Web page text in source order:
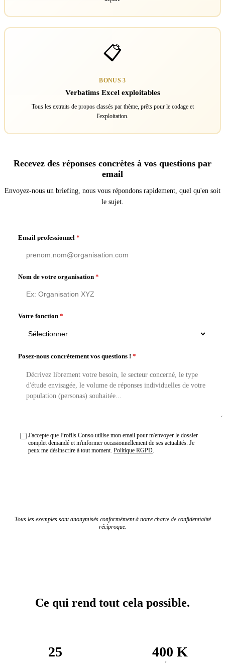
📋
BONUS 3
Verbatims Excel exploitables
Tous les extraits de propos classés par thème, prêts pour le codage et
l'exploitation.
Recevez des réponses concrètes à vos questions par
email
Envoyez-nous un briefing, nous vous répondons rapidement, quel qu'en soit
le sujet.
Email professionnel *
Nom de votre organisation *
Votre fonction *
Posez-nous concrètement vos questions ! *
J'accepte que Profils Conso utilise mon email pour m'envoyer le dossier
complet demandé et m'informer occasionnellement de ses actualités. Je
peux me désinscrire à tout moment. Politique RGPD.
Tous les exemples sont anonymisés conformément à notre charte de confidentialité
réciproque.
Ce qui rend tout cela possible.
25 400 K